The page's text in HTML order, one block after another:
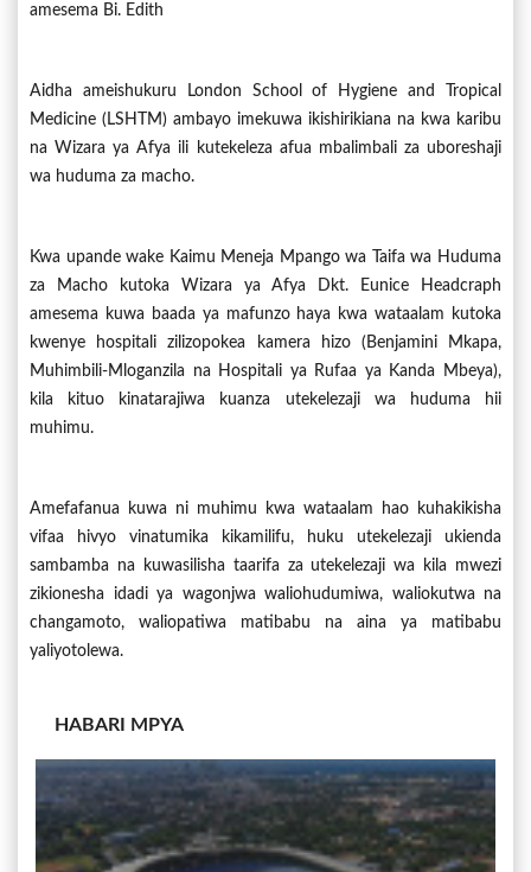
amesema Bi. Edith
Aidha ameishukuru London School of Hygiene and Tropical
Medicine (LSHTM) ambayo imekuwa ikishirikiana na kwa karibu
na Wizara ya Afya ili kutekeleza afua mbalimbali za uboreshaji
wa huduma za macho.
Kwa upande wake Kaimu Meneja Mpango wa Taifa wa Huduma
za Macho kutoka Wizara ya Afya Dkt. Eunice Headcraph
amesema kuwa baada ya mafunzo haya kwa wataalam kutoka
kwenye hospitali zilizopokea kamera hizo (Benjamini Mkapa,
Muhimbili-Mloganzila na Hospitali ya Rufaa ya Kanda Mbeya),
kila kituo kinatarajiwa kuanza utekelezaji wa huduma hii
muhimu.
Amefafanua kuwa ni muhimu kwa wataalam hao kuhakikisha
vifaa hivyo vinatumika kikamilifu, huku utekelezaji ukienda
sambamba na kuwasilisha taarifa za utekelezaji wa kila mwezi
zikionesha idadi ya wagonjwa waliohudumiwa, waliokutwa na
changamoto, waliopatiwa matibabu na aina ya matibabu
yaliyotolewa.
HABARI MPYA